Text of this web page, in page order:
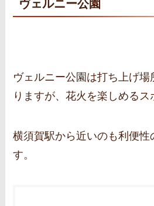
ヴェルニー公園
ヴェルニー公園は打ち上げ
りますが、花火を楽しめるス
横須賀駅から近いのも利便性
す。